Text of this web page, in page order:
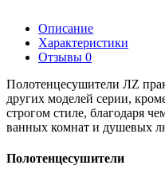
Описание
Характеристики
Отзывы 0
Полотенцесушители ЛZ
других моделей серии,
строгом стиле, благодаря
ванных комнат и душевых
Полотенцесушители